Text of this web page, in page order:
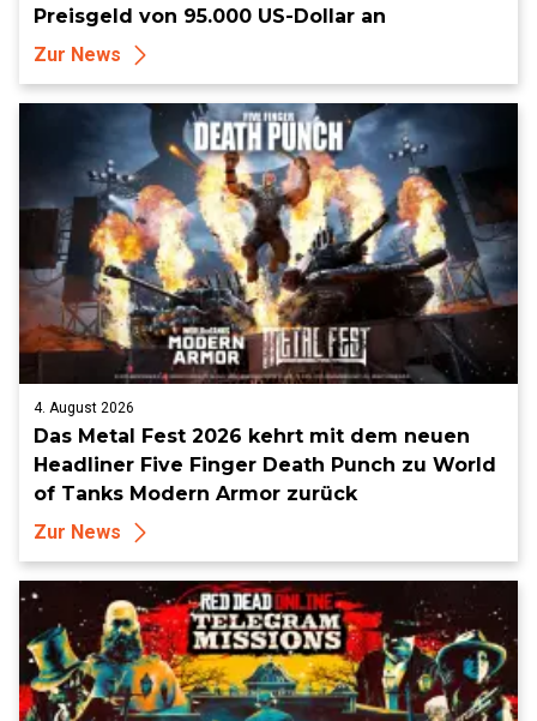
Preisgeld von 95.000 US-Dollar an
Zur News
4. August 2026
Das Metal Fest 2026 kehrt mit dem neuen
Headliner Five Finger Death Punch zu World
of Tanks Modern Armor zurück
Zur News